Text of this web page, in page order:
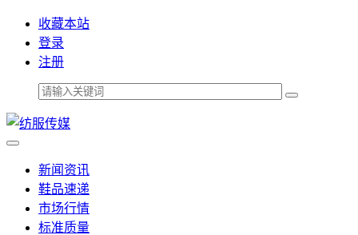
收藏本站
登录
注册
新闻资讯
鞋品速递
市场行情
标准质量